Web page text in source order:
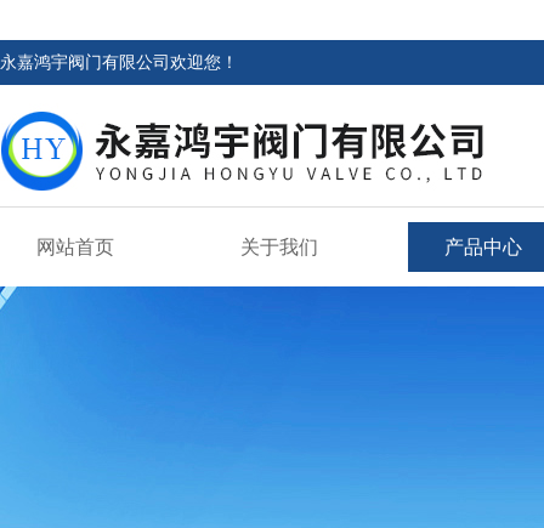
永嘉鸿宇阀门有限公司欢迎您！
网站首页 关于我们 产品中心